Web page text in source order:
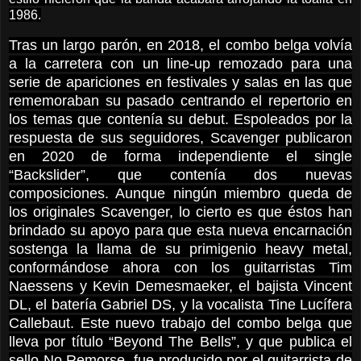
1986.
Tras un largo parón, en 2018, el combo belga volvía
a la carretera con un line-up remozado para una
serie de apariciones en festivales y salas en las que
rememoraban su pasado centrando el repertorio en
los temas que contenía su debut. Espoleados por la
respuesta de sus seguidores, Scavenger publicaron
en 2020 de forma independiente el single
“Backslider”, que contenía dos nuevas
composiciones. Aunque ningún miembro queda de
los originales Scavenger, lo cierto es que éstos han
brindado su apoyo para que esta nueva encarnación
sostenga la llama de su primigenio heavy metal,
conformándose ahora con los guitarristas Tim
Naessens y Kevin Demesmaeker, el bajista Vincent
DL, el batería Gabriel DS, y la vocalista Tine Lucífera
Callebaut. Este nuevo trabajo del combo belga que
lleva por título “Beyond The Bells”, y que publica el